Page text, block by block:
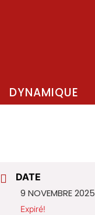
DYNAMIQUE
DATE
9 NOVEMBRE 2025
Expiré!